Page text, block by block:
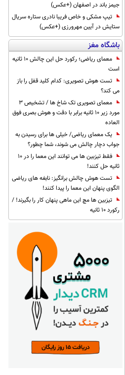
جیمز باند در اصفهان (+عکس)
تیپ مشکی و خاص فریبا نادری ستاره سریال
ستایش در آیین مهرورزی (+عکس)
باشگاه مغز
معمای ریاضی؛ رکورد حل این چالش 10 ثانیه
است
تست هوش تصویری: کدام کلید قفل را باز
می کند؟
معمای تصویری تک شاخ ها / تشخیص 3
مورد زیر 10 ثانیه برابر با دقت و هوش بصری فوق
العاده
یک معمای ریاضی/ خیلی ها برای رسیدن به
جواب دچار چالش می شوند، شما چطور؟
فقط تیزبین ها می توانند این معما را در 10
ثانیه حل کنند!
تست هوش چالش برانگیز: نابغه های ریاضی
الگوی پنهان این معما را پیدا کنند!
تیزبین ها مچ این ماهی پنهان کار را بگیرند! /
رکورد 10 ثانیه